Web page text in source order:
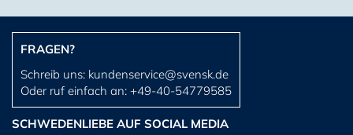
FRAGEN?
Schreib uns: kundenservice@svensk.de
Oder ruf einfach an: +49-40-54779585
SCHWEDENLIEBE AUF SOCIAL MEDIA